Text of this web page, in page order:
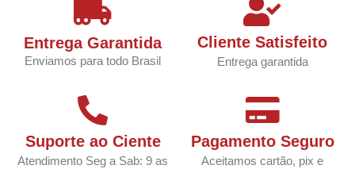
Entrega Garantida
Enviamos para todo Brasil
Cliente Satisfeito
Entrega garantida
Suporte ao Ciente
Atendimento Seg a Sab: 9 as
Pagamento Seguro
Aceitamos cartão, pix e